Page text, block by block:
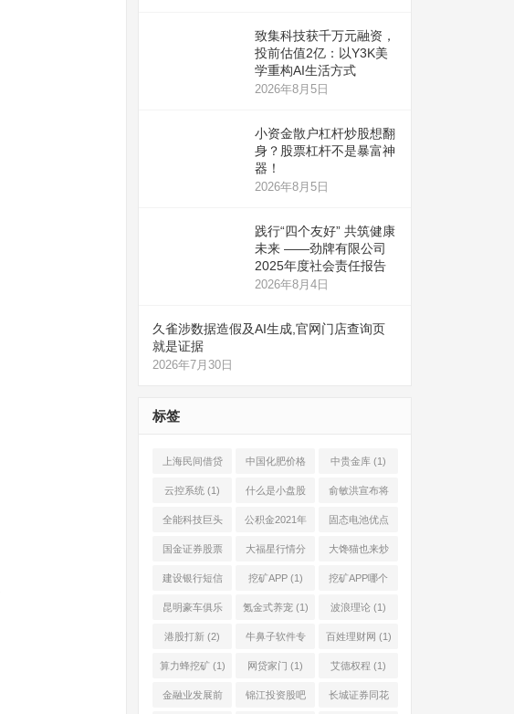
致集科技获千万元融资，
投前估值2亿：以Y3K美
学重构AI生活方式
2026年8月5日
小资金散户杠杆炒股想翻
身？股票杠杆不是暴富神
器！
2026年8月5日
践行“四个友好” 共筑健康
未来 ——劲牌有限公司
2025年度社会责任报告
2026年8月4日
久雀涉数据造假及AI生成,官网门店查询页
就是证据
2026年7月30日
标签
上海民间借贷
公司(1)
中国化肥价格
网(1)
中贵金库 (1)
云控系统 (1) 什么是小盘股
(2)
俞敏洪宣布将
退休(1)
全能科技巨头
(1)
公积金2021年
起不允许提取
固态电池优点
(1)
国金证券股票
(2)
大福星行情分
析系统(1)
大馋猫也来炒
股票(1)
建设银行短信
服务费(1)
挖矿APP(1) 挖矿APP哪个
靠谱(1)
昆明豪车俱乐
部(1)
氪金式养宠(1) 波浪理论 (1)
港股打新 (2) 牛鼻子软件专
业版(1)
百姓理财网 (1)
算力蜂挖矿(1) 网贷家门 (1) 艾德权程 (1)
金融业发展前 锦江投资股吧 长城证券同花